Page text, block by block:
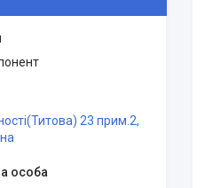
23 прим.2,